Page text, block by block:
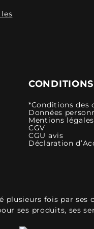
CONDITIONS
*Conditions des
Données
Mentions
CGV
CGU avis
Déclaration
plusieurs fois par ses
ses produits, ses